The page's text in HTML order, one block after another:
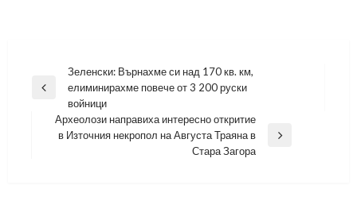
Навигация
Previous
Зеленски: Върнахме си над 170 кв. км,
елиминирахме повече от 3 200 руски
войници
Next
Археолози направиха интересно откритие
в Източния некропол на Августа Траяна в
Стара Загора